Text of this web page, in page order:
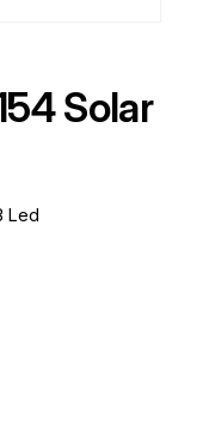
Solar
Led